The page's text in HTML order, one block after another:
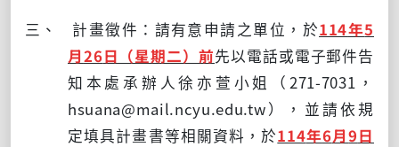
三、 計畫徵件：請有意申請之單位，於114年5
月26日（星期二）前先以電話或電子郵件告
知本處承辦人徐亦萱小姐（ 271-7031 ，
hsuana@mail.ncyu.edu.tw），並請依規
定填具計畫書等相關資料，於114年6月9日